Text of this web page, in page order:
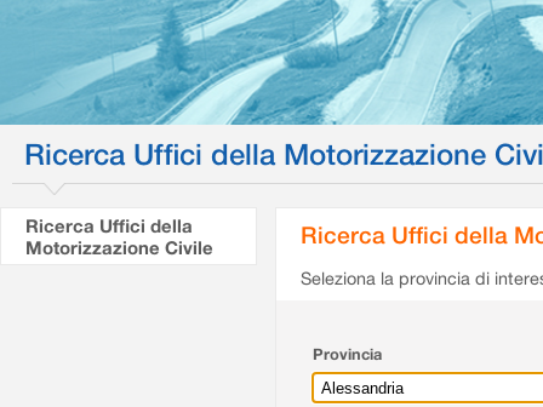
Ricerca Uffici della Motorizzazione
Ricerca Uffici della
Motorizzazione Civile
Ricerca Uffici della
Seleziona la provincia di
Provincia